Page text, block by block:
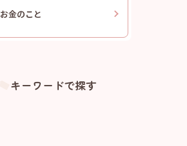
お金のこと
キーワードで探す